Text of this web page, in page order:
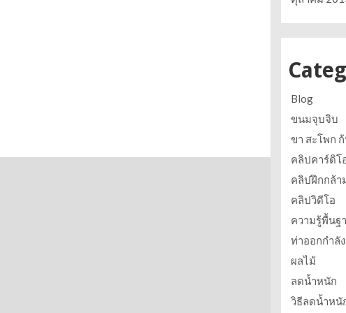
Blog
ขนมจุบจิบ
ขา สะโพก
คลิปคาร์ดิโ
คลิปฝึกกล้า
คลิปวิดีโอ
ความรู้พื้นฐ
ท่าออกกำลั
ผลไม้
ลดน้ำหนัก
วิธีลดน้ำหนั